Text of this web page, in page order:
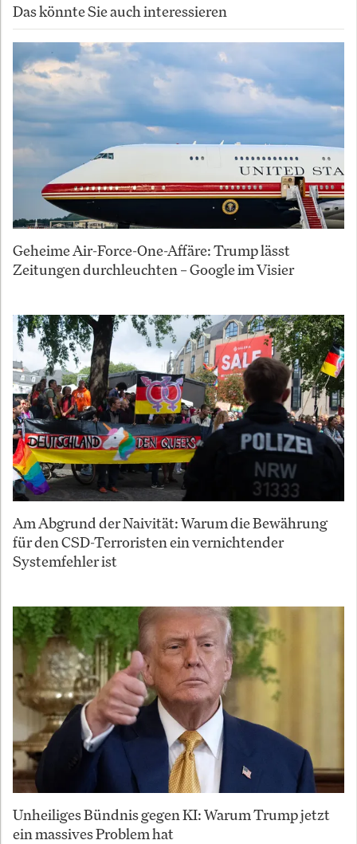
Das könnte Sie auch interessieren
Geheime Air-Force-One-Affäre: Trump lässt
Zeitungen durchleuchten – Google im Visier
Am Abgrund der Naivität: Warum die Bewährung
für den CSD-Terroristen ein vernichtender
Systemfehler ist
Unheiliges Bündnis gegen KI: Warum Trump jetzt
ein massives Problem hat